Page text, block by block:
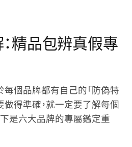
精品包辨真假專
個品牌都有自己的「防偽特
做得準確，就一定要了解每個
是六大品牌的專屬鑑定重